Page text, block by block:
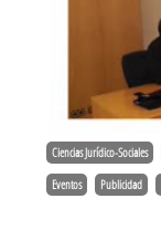
Ciencias Jurídico-Sociales
Eventos Publicidad